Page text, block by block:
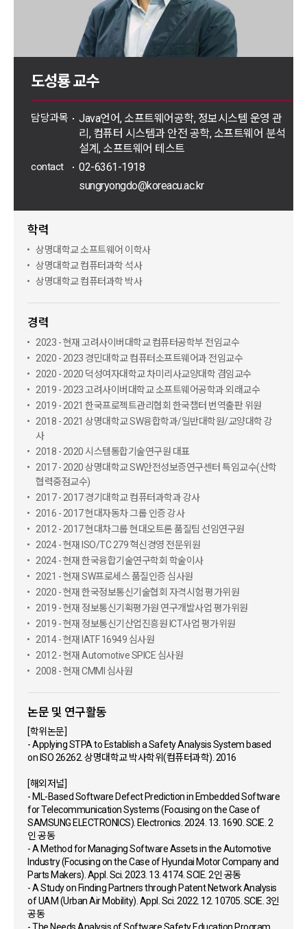
도성룡 교수
담당과목
Java언어, 소프트웨어공학, 정보시스템 운영 관
리, 컴퓨터 시스템과 안전 공학, 소프트웨어 분석
설계, 소프트웨어 테스트
contact
02-6361-1918
sungryongdo@koreacu.ac.kr
학력
상명대학교 소프트웨어 이학사
상명대학교 컴퓨터과학 석사
상명대학교 컴퓨터과학 박사
경력
2023 - 현재 고려사이버대학교 컴퓨터공학부 전임교수
2020 - 2023 경민대학교 컴퓨터소프트웨어과 전임교수
2020 - 2020 덕성여자대학교 차미리사교양대학 겸임교수
2019 - 2023 고려사이버대학교 소프트웨어공학과 외래교수
2019 - 2021 한국프로젝트관리협회 한국챕터 번역출판 위원
2018 - 2021 상명대학교 SW융합학과/일반대학원/교양대학 강
사
2018 - 2020 시스템통합기술연구원 대표
2017 - 2020 상명대학교 SW안전성보증연구센터 특임교수(산학
협력중점교수)
2017 - 2017 경기대학교 컴퓨터과학과 강사
2016 - 2017 현대자동차 그룹 인증 강사
2012 - 2017 현대차그룹 현대오트론 품질팀 선임연구원
2024 - 현재 ISO/TC 279 혁신경영 전문위원
2024 - 현재 한국융합기술연구학회 학술이사
2021 - 현재 SW프로세스 품질인증 심사원
2020 - 현재 한국정보통신기술협회 자격시험 평가위원
2019 - 현재 정보통신기획평가원 연구개발사업 평가위원
2019 - 현재 정보통신기산업진흥원 ICT사업 평가위원
2014 - 현재 IATF 16949 심사원
2012 - 현재 Automotive SPICE 심사원
2008 - 현재 CMMI 심사원
논문 및 연구활동
[학위논문]
- Applying STPA to Establish a Safety Analysis System based
on ISO 26262. 상명대학교 박사학위(컴퓨터과학). 2016
[해외저널]
- ML-Based Software Defect Prediction in Embedded Software
for Telecommunication Systems (Focusing on the Case of
SAMSUNG ELECTRONICS). Electronics. 2024. 13. 1690. SCIE. 2
인 공동
- A Method for Managing Software Assets in the Automotive
Industry (Focusing on the Case of Hyundai Motor Company and
Parts Makers). Appl. Sci. 2023. 13. 4174. SCIE. 2인 공동
- A Study on Finding Partners through Patent Network Analysis
of UAM (Urban Air Mobility). Appl. Sci. 2022. 12. 10705. SCIE. 3인
공동
- The Needs Analysis of Software Safety Education Program